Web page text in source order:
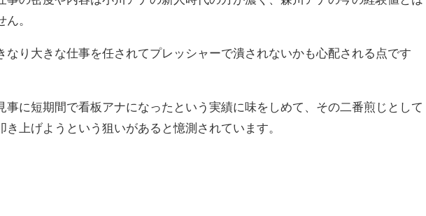
ん。
なり大きな仕事を任されてプレッシャーで潰されないかも心配される点です
事に短期間で看板アナになったという実績に味をしめて、その二番煎じとして
き上げようという狙いがあると憶測されています。